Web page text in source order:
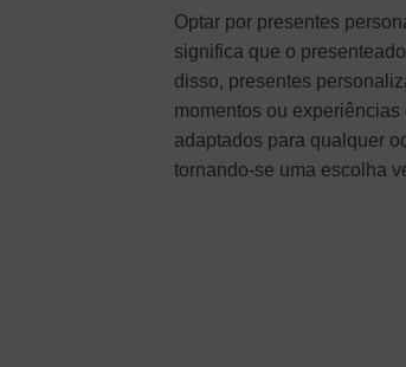
Optar por presentes
significa que o
disso, presentes
momentos ou
adaptados para qualquer
tornando-se uma escolha